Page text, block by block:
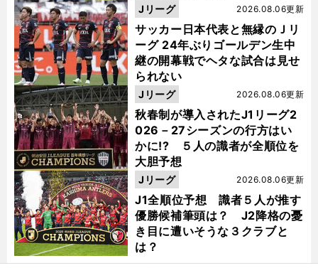
った
サッカー日本代表と無縁のＪリ
ーグ 24年ぶりゴールデン生中
継の開幕戦でヘタな試合は見せ
られない
2026.08.06更新
Jリーグ
秋春制が導入されたJ1リーグ2
026－27シーズンの行方はい
かに!? ５人の識者が全順位を
大胆予想
2026.08.06更新
Jリーグ
J1全順位予想 識者５人が推す
優勝候補筆頭は？ J2降格の憂
き目に遭いそうな３クラブと
は？
2026.08.06更新
Jリーグ